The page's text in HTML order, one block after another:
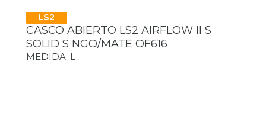
LS2
CASCO ABIERTO LS2 AIRFLOW II S
SOLID S NGO/MATE OF616
MEDIDA: L